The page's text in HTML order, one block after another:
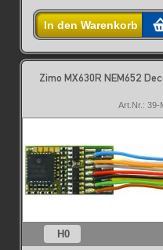
In den Warenkorb
Zimo MX630R NEM652
Art.Nr.: 39-
H0